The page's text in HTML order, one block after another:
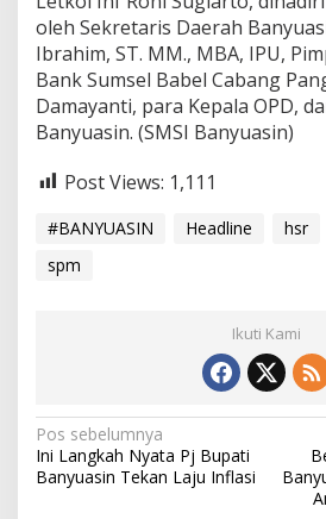
oleh Sekretaris Daerah
Ibrahim, ST. MM., MBA, IPU,
Bank Sumsel Babel Cabang
Damayanti, para Kepala OPD,
Banyuasin. (SMSI Banyuasin)
Post Views: 1,111
#BANYUASIN Headline hsr
spm
Ikuti Kami
N
a
Pos sebelumnya
Ini Langkah Nyata Pj Bupati
Banyuasin Tekan Laju Inflasi